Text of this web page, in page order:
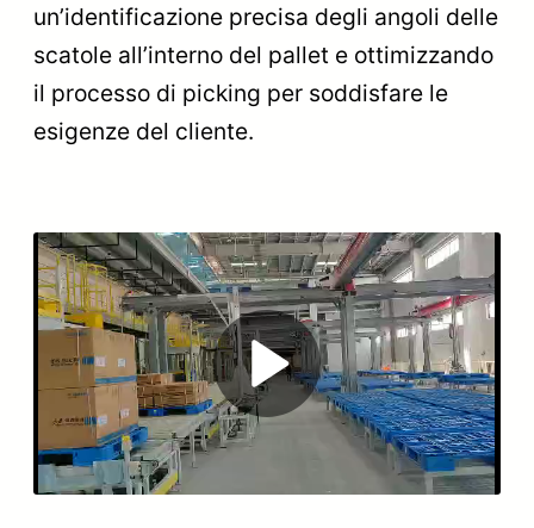
un’identificazione precisa degli angoli delle
scatole all’interno del pallet e ottimizzando
il processo di picking per soddisfare le
esigenze del cliente.
Play
Video